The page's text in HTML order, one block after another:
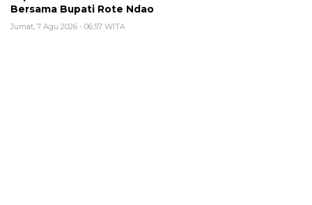
Bersama Bupati Rote Ndao
Jumat, 7 Agu 2026 - 06:57 WITA